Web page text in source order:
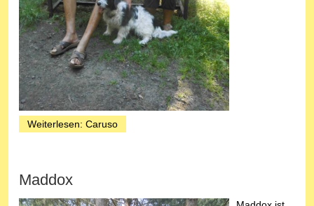
Weiterlesen: Caruso
Maddox